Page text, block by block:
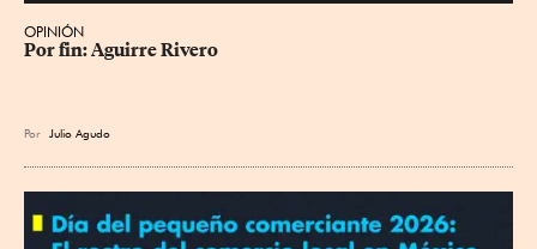
OPINIÓN
Por fin: Aguirre Rivero
Por Julio Agudo